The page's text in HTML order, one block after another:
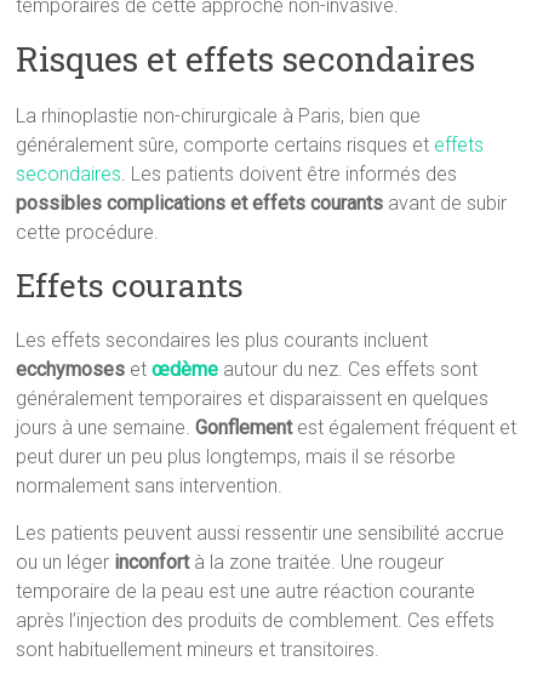
temporaires de cette approche non-invasive.
Risques et effets secondaires
La rhinoplastie non-chirurgicale à Paris, bien que
généralement sûre, comporte certains risques et effets
secondaires. Les patients doivent être informés des
possibles complications et effets courants avant de subir
cette procédure.
Effets courants
Les effets secondaires les plus courants incluent
ecchymoses etœdème autour du nez. Ces effets sont
généralement temporaires et disparaissent en quelques
jours à une semaine.Gonflementest également fréquent et
peut durer un peu plus longtemps, mais il se résorbe
normalement sans intervention.
Les patients peuvent aussi ressentir une sensibilité accrue
ou un léger inconfortà la zone traitée. Une rougeur
temporaire de la peau est une autre réaction courante
après l’injection des produits de comblement. Ces effets
sont habituellement mineurs et transitoires.